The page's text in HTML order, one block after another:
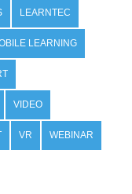
LEARNTEC
LEARNING
VIDEO
VR WEBINAR